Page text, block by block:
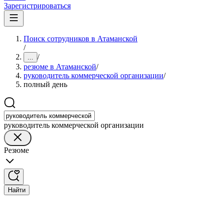
Зарегистрироваться
Поиск сотрудников в Атаманской
/
... /
резюме в Атаманской/
руководитель коммерческой организации/
полный день
руководитель коммерческой организации
Резюме
Найти